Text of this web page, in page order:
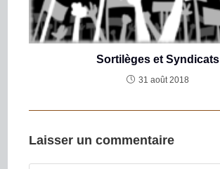
Sortilèges et Syndicats
31 août 2018
Laisser un commentaire